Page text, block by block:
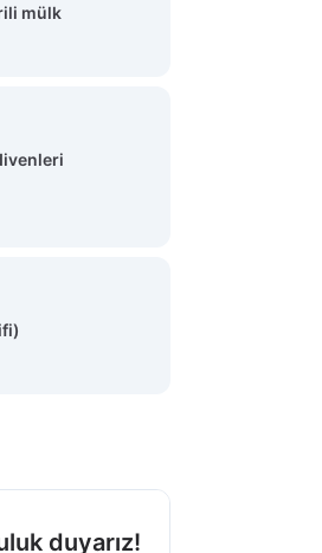
mülk
duyarız!